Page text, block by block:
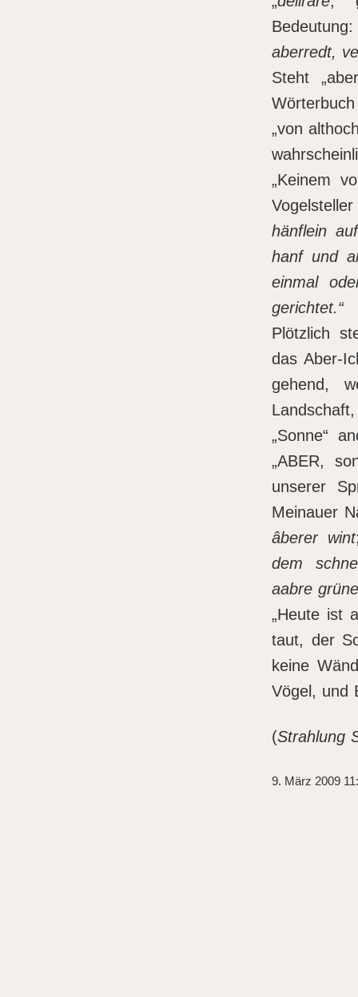
aberredt,
Steht
„von
„Keinem
hänflein
hanf und
einmal
gerichtet.“
Plötzlich
das Aber-
gehend,
„Sonne“
„ABER,
unserer
Meinauer
âberer wint
dem
aabre
„Heute ist
taut, der
keine
Vögel, und
(Strahlung
9. März 2009